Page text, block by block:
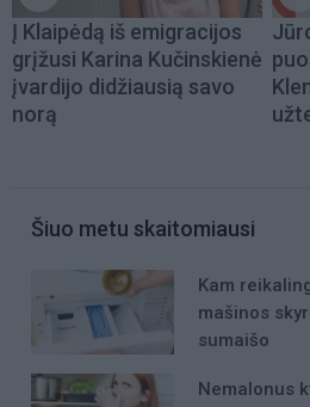
Į Klaipėdą iš emigracijos
grįžusi Karina Kučinskienė
įvardijo didžiausią savo
norą
Šiuo metu skaitomiausi
Kam
mašinos
sumaišo
Nemalonus